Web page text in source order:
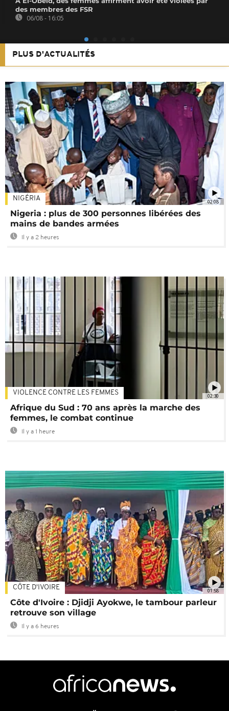
des membres des FSR
06/08 - 16:05
PLUS D'ACTUALITÉS
02:08
NIGÉRIA
Nigeria : plus de 300 personnes libérées des
mains de bandes armées
Il y a 2 heures
02:30
VIOLENCE CONTRE LES FEMMES
Afrique du Sud : 70 ans après la marche des
femmes, le combat continue
Il y a 1 heure
01:58
CÔTE D'IVOIRE
Côte d'Ivoire : Djidji Ayokwe, le tambour parleur
retrouve son village
Il y a 6 heures